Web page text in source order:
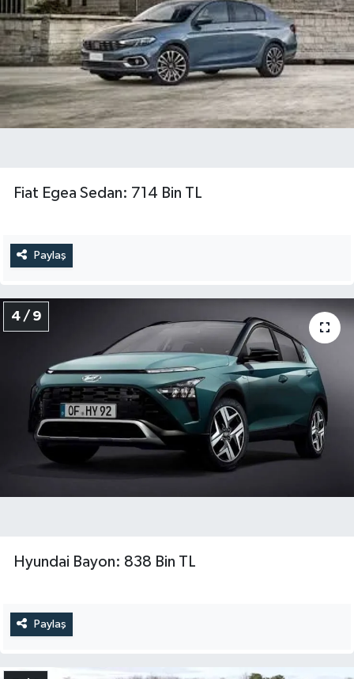
Fiat Egea Sedan: 714 Bin TL
Paylaş
4 / 9
Hyundai Bayon: 838 Bin TL
Paylaş